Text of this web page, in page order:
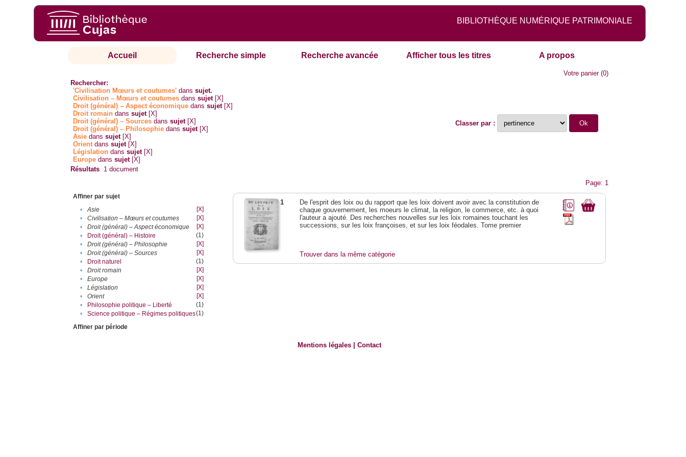
BIBLIOTHÈQUE NUMÉRIQUE PATRIMONIALE
Accueil Recherche simple Recherche avancée Afficher tous les titres A propos
Votre panier(0)
Rechercher:
'Civilisation Mœurs et coutumes' danssujet.
Civilisation – Mœurs et coutumes danssujet [X]
Droit (général) – Aspect économique danssujet [X]
Droit romain danssujet [X]
Droit (général) – Sources danssujet [X]
Droit (général) – Philosophie danssujet [X]
Asie danssujet [X]
Orientdanssujet [X]
Législation danssujet [X]
Europe danssujet [X]
Classer par :
Résultats 1 document
Page: 1
Affiner par sujet
•
Asie
[X]
•
Civilisation – Mœurs et coutumes
[X]
•
Droit (général) – Aspect économique
[X]
•
Droit (général) – Histoire
(1)
•
Droit (général) – Philosophie
[X]
•
Droit (général) – Sources
[X]
•
Droit naturel
(1)
•
Droit romain
[X]
•
Europe
[X]
•
Législation
[X]
•
Orient
[X]
•
Philosophie politique – Liberté
(1)
•
Science politique – Régimes politiques(1)
Affiner par période
1
De l'esprit des loix ou du rapport que les loix doivent avoir avec la constitution de
chaque gouvernement, les moeurs le climat, la religion, le commerce, etc. à quoi
l'auteur a ajouté. Des recherches nouvelles sur les loix romaines touchant les
successions, sur les loix françoises, et sur les loix féodales. Tome premier
Trouver dans la même catégorie
Mentions légales |Contact